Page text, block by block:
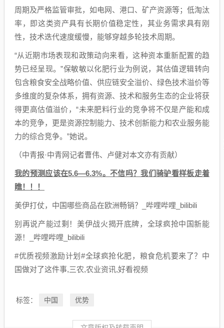
周期及严格监管审批，如电网、港口、矿产资源等；低淘汰
率，即这类资产具有长期价值稳定性，其业务需求具有刚
性，技术迭代速度缓慢，能够穿越多轮技术周期。
“从近期市场表现和政策动向来看，这种资本重新配置的趋
势已经呈现。”保敏敏以化肥行业为例说，其估值逻辑转向
包含粮食安全战略价值、供应链安全溢价、绿色技术溢价等
多维度的复杂体系，拥有资源、技术和服务生态的企业将获
得更高估值溢价，“未来肥料行业的竞争将不仅是产能和成
本的竞争，更是资源控制能力、技术创新能力和农业服务能
力的综合竞争。”她说。
（中青报·中青网记者曹伟、卢健对本文亦有贡献）
我的预测应该在5.6—6.3%。不信吗？我们骑驴看样板走着
瞧！！！
美伊打仗，中国哪些商品在欧洲畅销？_哔哩哔哩_bilibili
别再说产能过剩！美伊战火揭开底牌，全球疯抢中国新能
源！_哔哩哔哩_bilibili
#优质视频激励计划#全球疯抢化肥，粮食危机要来了？中
国做对了这件事,三农,农业资讯,好看视频
标签： 中国 优势